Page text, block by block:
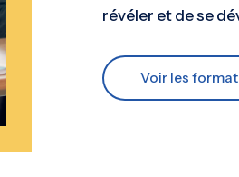
révéler et de se
Voir les